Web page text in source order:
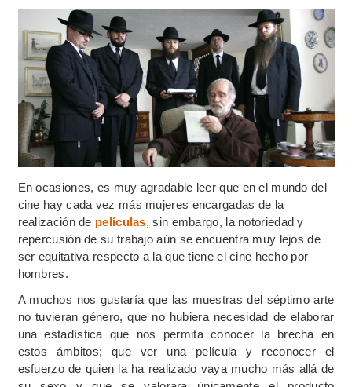
En ocasiones, es muy agradable leer que en el mundo del
cine hay cada vez más mujeres encargadas de la
realización de películas, sin embargo, la notoriedad y
repercusión de su trabajo aún se encuentra muy lejos de
ser equitativa respecto a la que tiene el cine hecho por
hombres.
A muchos nos gustaría que las muestras del séptimo arte
no tuvieran género, que no hubiera necesidad de elaborar
una estadística que nos permita conocer la brecha en
estos ámbitos; que ver una película y reconocer el
esfuerzo de quien la ha realizado vaya mucho más allá de